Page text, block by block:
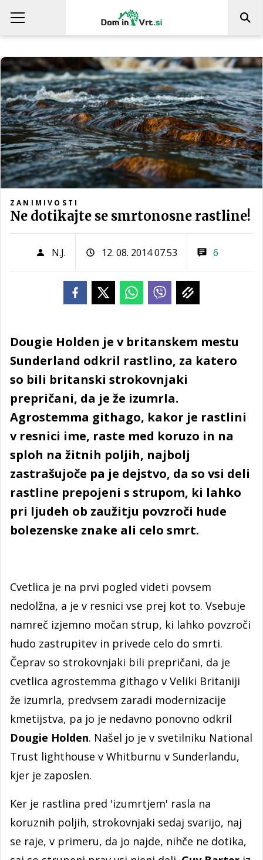
ZANIMIVOSTI
Ne dotikajte se smrtonosne rastline!
N.J. 12. 08. 2014 07.53 6
Dougie Holden je v britanskem mestu
Sunderland odkril rastlino, za katero
so bili britanski strokovnjaki
prepričani, da je že izumrla.
Agrostemma githago, kakor je rastlini
v resnici ime, raste med koruzo in na
sploh na žitnih poljih, najbolj
zastrašujoče pa je dejstvo, da so vsi deli
rastline prepojeni s strupom, ki lahko
pri ljudeh ob zaužitju povzroči hude
bolezenske znake ali celo smrt.
Cvetlica je na prvi pogled videti povsem
nedolžna, a je v resnici vse prej kot to. Vsebuje
namreč izjemno močan strup, ki lahko povzroči
hudo zastrupitev in privede celo do smrti.
Čeprav so strokovnjaki bili prepričani, da je
cvetlica agrostemma githago v Veliki Britaniji
že izumrla, predvsem zaradi modernizacije
kmetijstva, pa jo je nedavno ponovno odkril
Dougie Holden. Našel jo je v svetilniku National
Trust lighthouse v Whitburnu v Sunderlandu,
kjer je zaposlen.
Ker je rastlina pred 'izumrtjem' rasla na
koruznih poljih, strokovnjaki sedaj svarijo, naj
se raje, v primeru, da jo najde, nihče ne dotika,